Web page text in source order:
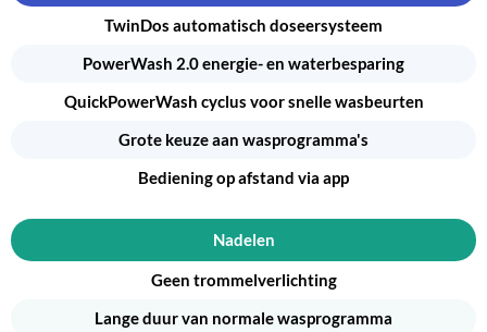
TwinDos automatisch doseersysteem
PowerWash 2.0 energie- en waterbesparing
QuickPowerWash cyclus voor snelle wasbeurten
Grote keuze aan wasprogramma's
Bediening op afstand via app
Nadelen
Geen trommelverlichting
Lange duur van normale wasprogramma